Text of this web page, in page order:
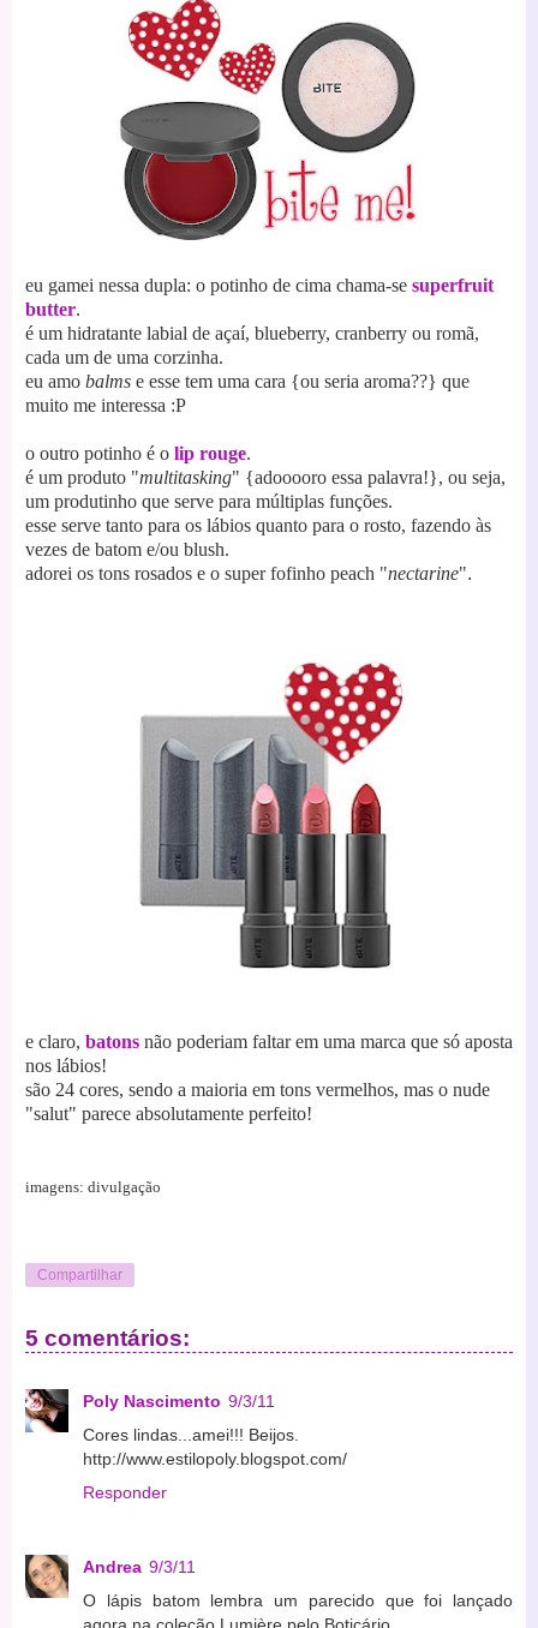
eu gamei nessa dupla: o potinho de cima chama-se superfruit
butter.
é um hidratante labial de açaí, blueberry, cranberry ou romã,
cada um de uma corzinha.
eu amo balms e esse tem uma cara {ou seria aroma??} que
muito me interessa :P
o outro potinho é o lip rouge.
é um produto "multitasking" {adooooro essa palavra!}, ou seja,
um produtinho que serve para múltiplas funções.
esse serve tanto para os lábios quanto para o rosto, fazendo às
vezes de batom e/ou blush.
adorei os tons rosados e o super fofinho peach "nectarine".
e claro, batons não poderiam faltar em uma marca que só aposta
nos lábios!
são 24 cores, sendo a maioria em tons vermelhos, mas o nude
"salut" parece absolutamente perfeito!
imagens: divulgação
Compartilhar
5 comentários:
Poly Nascimento 9/3/11
Cores lindas...amei!!! Beijos.
http://www.estilopoly.blogspot.com/
Responder
Andrea 9/3/11
O lápis batom lembra um parecido que foi lançado